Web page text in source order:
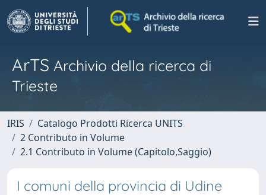
ArTS Archivio della ricerca di
Trieste
IRIS
Catalogo Prodotti Ricerca UNITS
2 Contributo in Volume
2.1 Contributo in Volume (Capitolo,Saggio)
I comuni della provincia di Udine